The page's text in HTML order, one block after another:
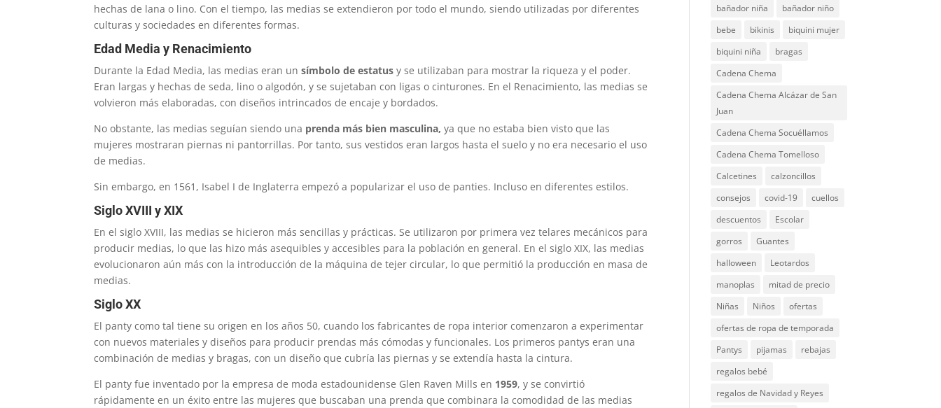
hechas de lana o lino. Con el tiempo, las medias se extendieron por todo el mundo, siendo utilizadas por diferentes
culturas y sociedades en diferentes formas.
Edad Media y Renacimiento
Durante la Edad Media, las medias eran unsímbolo de estatus y se utilizaban para mostrar la riqueza y el poder.
Eran largas y hechas de seda, lino o algodón, y se sujetaban con ligas o cinturones. En el Renacimiento, las medias se
volvieron más elaboradas, con diseños intrincados de encaje y bordados.
No obstante, las medias seguían siendo una prenda más bien masculina, ya que no estaba bien visto que las
mujeres mostraran piernas ni pantorrillas. Por tanto, sus vestidos eran largos hasta el suelo y no era necesario el uso
de medias.
Sin embargo, en 1561, Isabel I de Inglaterra empezó a popularizar el uso de panties. Incluso en diferentes estilos.
Siglo XVIII y XIX
En el siglo XVIII, las medias se hicieron más sencillas y prácticas. Se utilizaron por primera vez telares mecánicos para
producir medias, lo que las hizo más asequibles y accesibles para la población en general. En el siglo XIX, las medias
evolucionaron aún más con la introducción de la máquina de tejer circular, lo que permitió la producción en masa de
medias.
Siglo XX
El panty como tal tiene su origen en los años 50, cuando los fabricantes de ropa interior comenzaron a experimentar
con nuevos materiales y diseños para producir prendas más cómodas y funcionales. Los primeros pantys eran una
combinación de medias y bragas, con un diseño que cubría las piernas y se extendía hasta la cintura.
El panty fue inventado por la empresa de moda estadounidense Glen Raven Mills en 1959, y se convirtió
rápidamente en un éxito entre las mujeres que buscaban una prenda que combinara la comodidad de las medias
bañador niña
bañador niño
bebe
bikinis
biquini mujer
biquini niña
bragas
Cadena Chema
Cadena Chema Alcázar de San
Juan
Cadena Chema Socuéllamos
Cadena Chema Tomelloso
Calcetines
calzoncillos
consejos
covid-19
cuellos
descuentos
Escolar
gorros
Guantes
halloween
Leotardos
manoplas
mitad de precio
Niñas
Niños
ofertas
ofertas de ropa de temporada
Pantys
pijamas
rebajas
regalos bebé
regalos de Navidad y Reyes